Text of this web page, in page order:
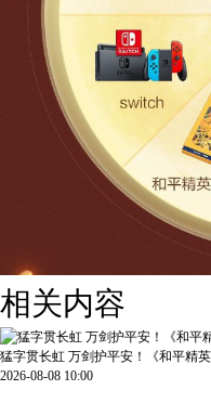
相关内容
猛字贯长虹 万剑护平安！《和平精
2026-08-08 10:00